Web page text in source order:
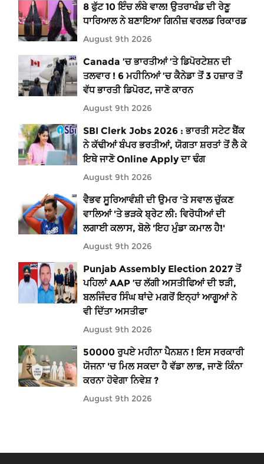
8 ਫੁੱਟ 10 ਇੰਚ ਲੰਬੇ ਵਾਲ! ਉਤਰਾਖੰਡ ਦੀ ਰੇਣੂ
ਧਾਰਿਆਲ ਨੇ ਬਣਾਇਆ ਗਿਨੀਜ਼ ਵਰਲਡ ਰਿਕਾਰਡ
August 9th 2026
Canada ’ਚ ਭਾਰਤੀਆਂ ’ਤੇ ਡਿਪੋਰਟੇਸ਼ਨ ਦੀ
ਤਲਵਾਰ ! 6 ਮਹੀਨਿਆਂ ’ਚ ਕੈਨੇਡਾ ਤੋਂ 3 ਹਜ਼ਾਰ ਤੋਂ
ਵੱਧ ਭਾਰਤੀ ਡਿਪੋਰਟ, ਜਾਣੋ ਕਾਰਨ
August 9th 2026
SBI Clerk Jobs 2026 : ਭਾਰਤੀ ਸਟੇਟ ਬੈਂਕ
ਨੇ ਕੱਢੀਆਂ ਬੰਪਰ ਭਰਤੀਆਂ, ਯੋਗਤਾ ਸ਼ਰਤਾਂ ਤੋਂ ਲੈ ਕੇ
ਇਥੇ ਜਾਣੋ Online Apply ਦਾ ਢੰਗ
August 9th 2026
ਵੈਭਵ ਸੂਰਿਆਵੰਸ਼ੀ ਦੀ ਉਮਰ 'ਤੇ ਸਵਾਲ ਚੁੱਕਣ
ਵਾਲਿਆਂ 'ਤੇ ਭੜਕੇ ਬ੍ਰੇਟ ਲੀ: ਵਿਰੋਧੀਆਂ ਦੀ
ਲਗਾਈ ਕਲਾਸ, ਬੋਲੇ 'ਇਹ ਮੁੰਡਾ ਕਮਾਲ ਹੈ!'
August 9th 2026
Punjab Assembly Election 2027 ਤੋਂ
ਪਹਿਲਾਂ AAP ’ਚ ਲੱਗੀ ਅਸਤੀਫਿਆਂ ਦੀ ਝੜੀ,
ਬਲਜਿੰਦਰ ਸਿੰਘ ਥਾਂਦੇ ਮਗਰੋਂ ਇਨ੍ਹਾਂ ਆਗੂਆਂ ਨੇ
ਵੀ ਦਿੱਤਾ ਅਸਤੀਫਾ
August 9th 2026
50000 ਰੁਪਏ ਮਹੀਨਾ ਪੈਨਸ਼ਨ ! ਇਸ ਸਰਕਾਰੀ
ਯੋਜਨਾ 'ਚ ਮਿਲ ਸਕਦਾ ਹੈ ਵੱਡਾ ਲਾਭ, ਜਾਣੋ ਕਿੰਨਾ
ਕਰਨਾ ਹੋਵੇਗਾ ਨਿਵੇਸ਼ ?
August 9th 2026